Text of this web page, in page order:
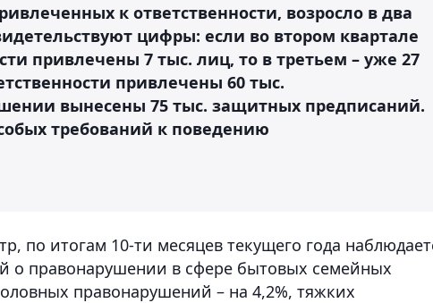
к ответственности, возросло в два
цифры: если во втором квартале
привлечены 7 тыс. лиц, то в третьем – уже 27
привлечены 60 тыс.
вынесены 75 тыс. защитных предписаний.
требований к поведению
по итогам 10-ти месяцев текущего года
о правонарушении в сфере бытовых семейных
правонарушений – на 4,2%, тяжких